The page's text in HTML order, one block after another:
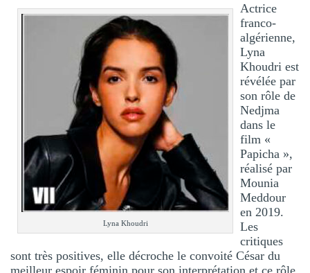
Lyna Khoudri
Actrice
franco-
algérienne,
Lyna
Khoudri est
révélée par
son rôle de
Nedjma
dans le
film «
Papicha »,
réalisé par
Mounia
Meddour
en 2019.
Les
critiques
sont très positives, elle décroche le convoité César du
meilleur espoir féminin pour son interprétation et ce rôle